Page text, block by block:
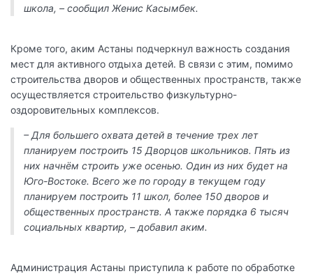
школа, – сообщил Женис Касымбек.
Кроме того, аким Астаны подчеркнул важность создания
мест для активного отдыха детей. В связи с этим, помимо
строительства дворов и общественных пространств, также
осуществляется строительство физкультурно-
оздоровительных комплексов.
– Для большего охвата детей в течение трех лет
планируем построить 15 Дворцов школьников. Пять из
них начнём строить уже осенью. Один из них будет на
Юго-Востоке. Всего же по городу в текущем году
планируем построить 11 школ, более 150 дворов и
общественных пространств. А также порядка 6 тысяч
социальных квартир, – добавил аким.
Администрация Астаны приступила к работе по обработке